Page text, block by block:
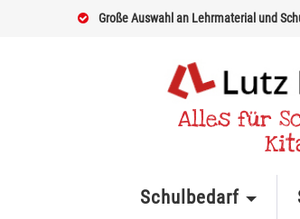
Große Auswahl an Lehrmaterial und
Alles für
Schulbedarf